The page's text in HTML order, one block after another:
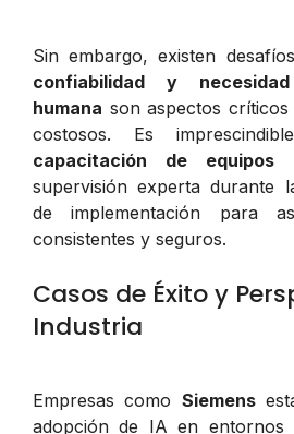
Sin embargo, existen
confiabilidad y
humana son aspectos
costosos. Es
capacitación de equipos
supervisión experta durante
de implementación para
consistentes y seguros.
Casos de Éxito y
Industria
Empresas como Siemens
adopción de IA en entornos